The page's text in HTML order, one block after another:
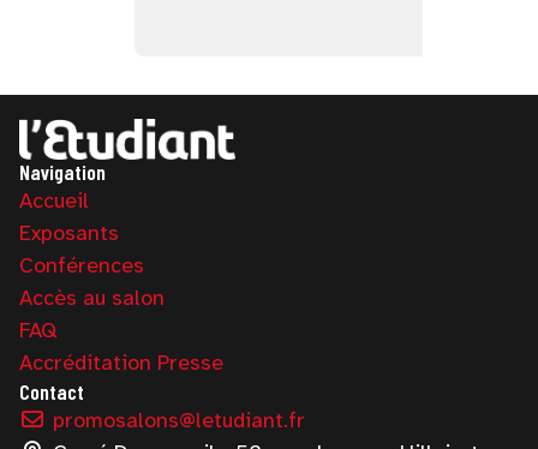
Navigation
Accueil
Exposants
Conférences
Accès au salon
FAQ
Accréditation Presse
Contact
promosalons@letudiant.fr